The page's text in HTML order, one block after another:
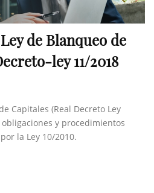
de Blanqueo de
ley 11/2018
Capitales (Real Decreto Ley
y procedimientos
la Ley 10/2010.